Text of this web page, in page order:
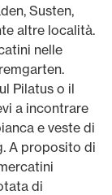
Susten,
altre località.
nelle
Pilatus o il
a incontrare
e veste di
A proposito di
di